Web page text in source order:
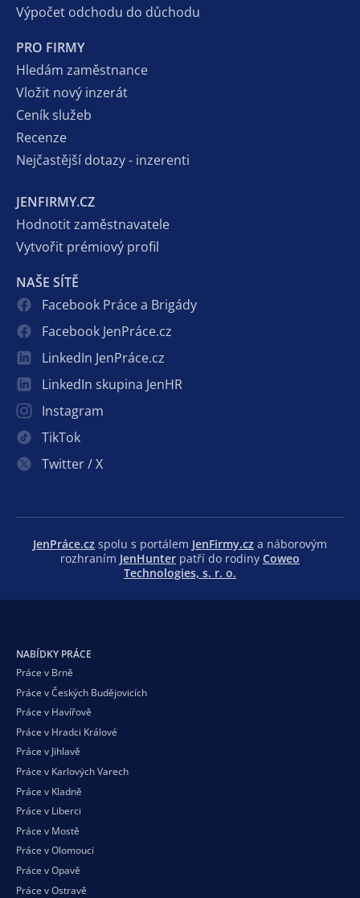
Výpočet odchodu do důchodu
PRO FIRMY
Hledám zaměstnance
Vložit nový inzerát
Ceník služeb
Recenze
Nejčastější dotazy - inzerenti
JENFIRMY.CZ
Hodnotit zaměstnavatele
Vytvořit prémiový profil
NAŠE SÍTĚ
Facebook Práce a Brigády
Facebook JenPráce.cz
LinkedIn JenPráce.cz
LinkedIn skupina JenHR
Instagram
TikTok
Twitter / X
JenPráce.cz spolu s portálem JenFirmy.cz a náborovým
rozhraním JenHunter patří do rodiny Coweo
Technologies, s. r. o.
NABÍDKY PRÁCE
Práce v Brně
Práce v Českých Budějovicích
Práce v Havířově
Práce v Hradci Králové
Práce v Jihlavě
Práce v Karlových Varech
Práce v Kladně
Práce v Liberci
Práce v Mostě
Práce v Olomouci
Práce v Opavě
Práce v Ostravě